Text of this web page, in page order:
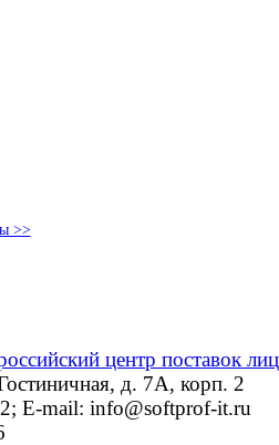
>>
центр поставок
д. 7А, корп. 2
E-mail: info@softprof-it.ru